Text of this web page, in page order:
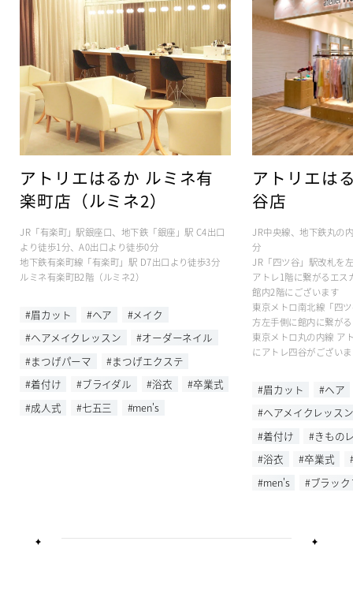
アトリエはるか ルミネ有
楽町店（ルミネ2）
JR「有楽町」駅銀座口、地下鉄「銀座」駅 C4出口
より徒歩1分、A0出口より徒歩0分
地下鉄有楽町線「有楽町」駅 D7出口より徒歩3分
ルミネ有楽町B2階（ルミネ2）
#眉カット #ヘア
#メイク
#ヘアメイクレッスン
#オーダーネイル
#まつげパーマ
#まつげエクステ
#着付け
#ブライダル #浴衣
#卒業式
#成人式
#七五三 #men's
アトリエは
谷店
JR中央線、地下鉄丸の
分
JR「四ツ谷」駅改札を
アトレ1階に繋がるエス
館内2階にございます
東京メトロ南北線「四
方左手側に館内に繋が
東京メトロ丸の内線 ア
にアトレ四谷がござい
#眉カット
#ヘア
#ヘアメイクレッスン
#着付け
#きもの
#浴衣
#卒業式
#men's
#ブラッ